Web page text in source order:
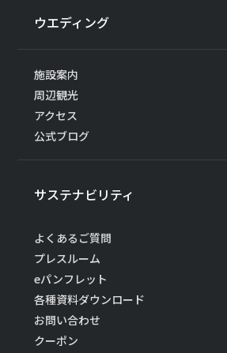
ウエディング
施設案内
周辺観光
アクセス
公式ブログ
サステナビリティ
よくあるご質問
プレスルーム
eパンフレット
各種資料ダウンロード
お問い合わせ
クーポン